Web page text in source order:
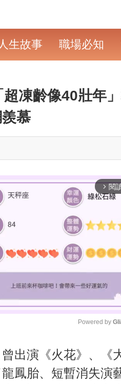
生故事 職場必知
凍齡像40壯年
慕
arrow_forward_ios 閱
M
u
t
Powered by
出演《火花》、《
鳳胎、短暫消失演